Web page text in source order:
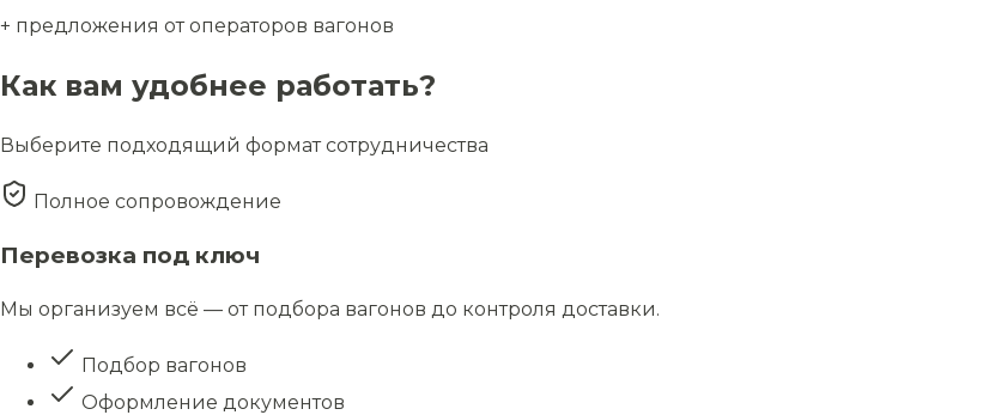
+ предложения от операторов вагонов
Как вам удобнее работать?
Выберите подходящий формат сотрудничества
Полное сопровождение
Перевозка под ключ
Мы организуем всё — от подбора вагонов до контроля доставки.
Подбор вагонов
Оформление документов